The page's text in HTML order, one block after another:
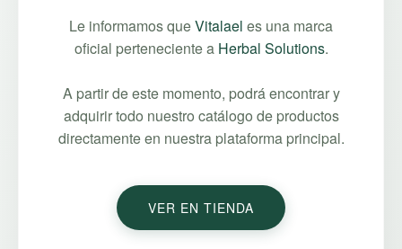
Le informamos queVitalael es una marca
oficial perteneciente a Herbal Solutions.
A partir de este momento, podrá encontrar y
adquirir todo nuestro catálogo de productos
directamente en nuestra plataforma principal.
VER EN TIENDA